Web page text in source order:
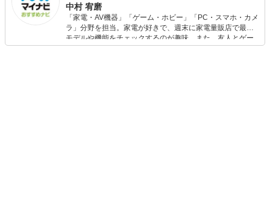
地域の防災アドバイザーをしています。
中村 宥磨
「家電・AV機器」「ゲーム・ホビー」「PC・スマホ・カメ
ラ」分野を担当。家電が好きで、週末に家電量販店で最新
モデルや機能をチェックするのが趣味。また、友人とゲー
ムを楽しみながら、新作タイトルやイベント情報もいち早